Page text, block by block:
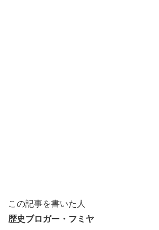
この記事を書いた人
歴史ブロガー・フミヤ